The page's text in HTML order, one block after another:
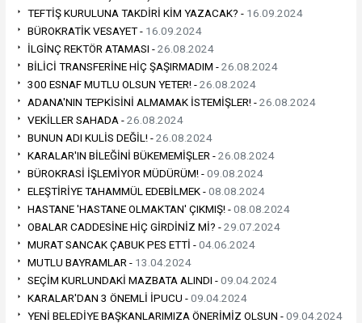
TEFTİŞ KURULUNA TAKDİRİ KİM YAZACAK? - 16.09.2024
BÜROKRATİK VESAYET - 16.09.2024
İLGİNÇ REKTÖR ATAMASI -26.08.2024
BİLİCİ TRANSFERİNE HİÇ ŞAŞIRMADIM -26.08.2024
300 ESNAF MUTLU OLSUN YETER! -26.08.2024
ADANA'NIN TEPKİSİNİ ALMAMAK İSTEMİŞLER! -26.08.2024
VEKİLLER SAHADA -26.08.2024
BUNUN ADI KULİS DEĞİL! -26.08.2024
KARALAR'IN BİLEĞİNİ BÜKEMEMİŞLER -26.08.2024
BÜROKRASİ İŞLEMİYOR MÜDÜRÜM! -09.08.2024
ELEŞTİRİYE TAHAMMÜL EDEBİLMEK -08.08.2024
HASTANE 'HASTANE OLMAKTAN' ÇIKMIŞ! -08.08.2024
OBALAR CADDESİNE HİÇ GİRDİNİZ Mİ? -29.07.2024
MURAT SANCAK ÇABUK PES ETTİ -04.06.2024
MUTLU BAYRAMLAR - 13.04.2024
SEÇİM KURLUNDAKİ MAZBATA ALINDI -09.04.2024
KARALAR'DAN 3 ÖNEMLİ İPUCU -09.04.2024
YENİ BELEDİYE BAŞKANLARIMIZA ÖNERİMİZ OLSUN -09.04.2024